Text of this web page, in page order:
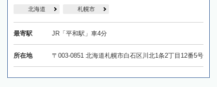
北海道 札幌市
最寄駅 JR「平和駅」車4分
所在地 〒003-0851 北海道札幌市白石区川北1条2丁目12番5号